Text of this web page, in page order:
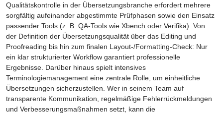
Qualitätskontrolle in der Übersetzungsbranche erfordert mehrere
sorgfältig aufeinander abgestimmte Prüfphasen sowie den Einsatz
passender Tools (z. B. QA-Tools wie Xbench oder Verifika). Von
der Definition der Übersetzungsqualität über das Editing und
Proofreading bis hin zum finalen Layout-/Formatting-Check: Nur
ein klar strukturierter Workflow garantiert professionelle
Ergebnisse. Darüber hinaus spielt intensives
Terminologiemanagement eine zentrale Rolle, um einheitliche
Übersetzungen sicherzustellen. Wer in seinem Team auf
transparente Kommunikation, regelmäßige Fehlerrückmeldungen
und Verbesserungsmaßnahmen setzt, kann die